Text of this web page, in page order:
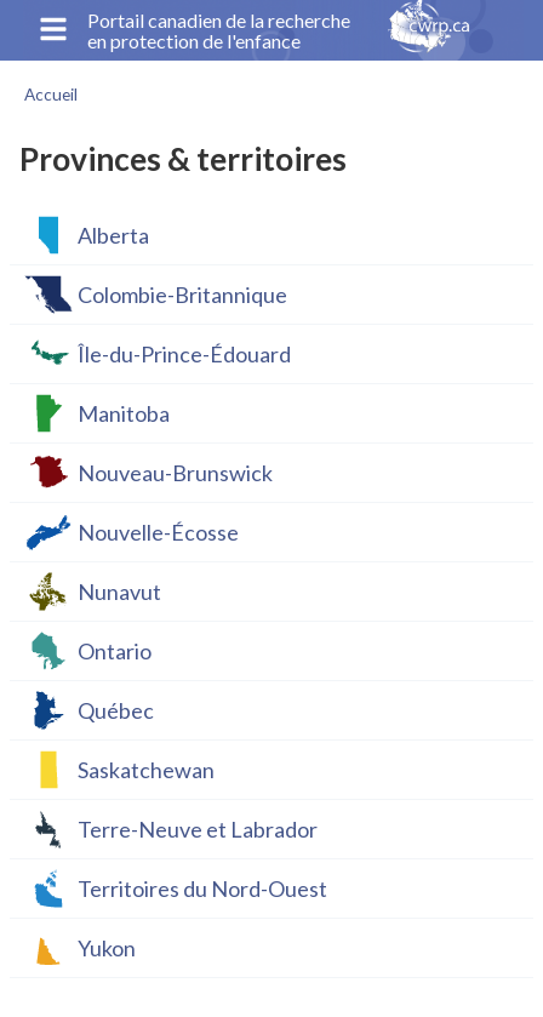
principal
Portail canadien de la recherche
en protection de l'enfance
d'Ariane
Accueil
Provinces & territoires
Alberta
Colombie-Britannique
Île-du-Prince-Édouard
Manitoba
Nouveau-Brunswick
Nouvelle-Écosse
Nunavut
Ontario
Québec
Saskatchewan
Terre-Neuve et Labrador
Territoires du Nord-Ouest
Yukon